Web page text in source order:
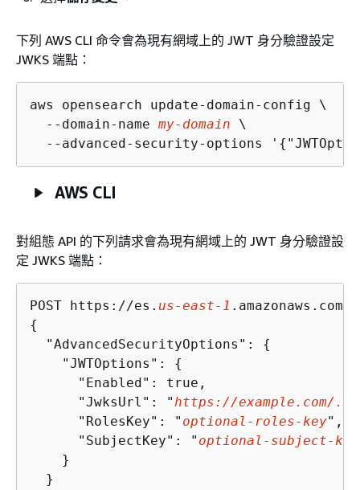
下列 AWS CLI 命令會為現有網域上的 JWT 身分驗證設定
JWKS 端點：
aws opensearch update-domain-config \
  --domain-name
my-domain \
  --advanced-security-options '
{
AWS CLI
對組態 API 的下列請求會為現有網域上的 JWT 身分驗證設
定 JWKS 端點：
POST https://es. us-east-1
{
  "AdvancedSecurityOptions":
{
    "JWTOptions":
{
      "Enabled": true,
      "JwksUrl": "
https://example.com/
      "RolesKey": "
optional-roles-key",
      "SubjectKey": "
optional-subject-key
    }
  }